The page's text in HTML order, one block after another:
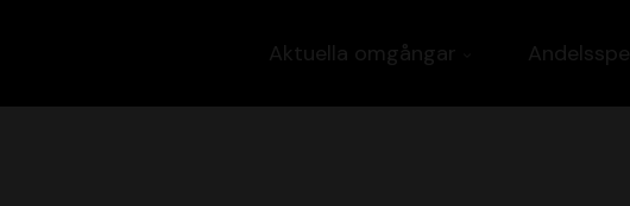
Aktuella omgångar